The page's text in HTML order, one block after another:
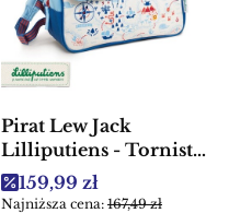
Pirat Lew Jack
Lilliputiens - Tornister
plecak dla dzieci
Cena promocyjna
159,99 zł
Najniższa cena: 167,49 zł